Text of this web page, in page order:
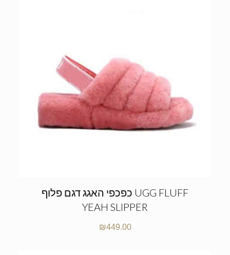
כפכפי האגג דגם פלוף UGG FLUFF
YEAH SLIPPER
₪449.00